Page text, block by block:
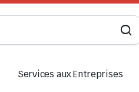
Services aux Entreprises